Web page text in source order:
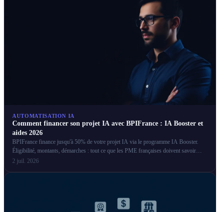
AUTOMATISATION IA
Comment financer son projet IA avec BPIFrance : IA Booster et
aides 2026
BPIFrance finance jusqu'à 50% de votre projet IA via le programme IA Booster.
Éligibilité, montants, démarches : tout ce que les PME françaises doivent savoir
pour obtenir ces aides.
2 juil. 2026